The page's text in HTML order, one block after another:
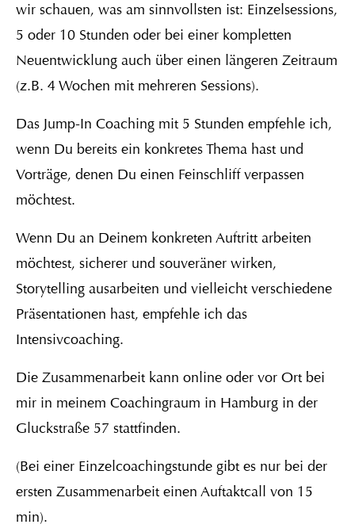
wir schauen, was am sinnvollsten ist: Einzelsessions,
5 oder 10 Stunden oder bei einer kompletten
Neuentwicklung auch über einen längeren Zeitraum
(z.B. 4 Wochen mit mehreren Sessions).
Das Jump-In Coaching mit 5 Stunden empfehle ich,
wenn Du bereits ein konkretes Thema hast und
Vorträge, denen Du einen Feinschliff verpassen
möchtest.
Wenn Du an Deinem konkreten Auftritt arbeiten
möchtest, sicherer und souveräner wirken,
Storytelling ausarbeiten und vielleicht verschiedene
Präsentationen hast, empfehle ich das
Intensivcoaching.
Die Zusammenarbeit kann online oder vor Ort bei
mir in meinem Coachingraum in Hamburg in der
Gluckstraße 57 stattfinden.
(Bei einer Einzelcoachingstunde gibt es nur bei der
ersten Zusammenarbeit einen Auftaktcall von 15
min).